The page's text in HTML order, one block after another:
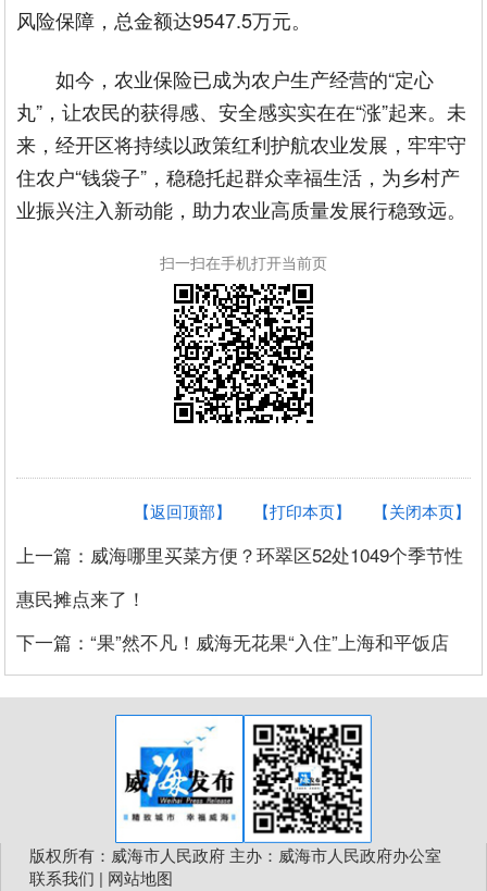
风险保障，总金额达9547.5万元。
如今，农业保险已成为农户生产经营的“定心
丸”，让农民的获得感、安全感实实在在“涨”起来。未
来，经开区将持续以政策红利护航农业发展，牢牢守
住农户“钱袋子”，稳稳托起群众幸福生活，为乡村产
业振兴注入新动能，助力农业高质量发展行稳致远。
扫一扫在手机打开当前页
【关闭本页】
【打印本页】
【返回顶部】
上一篇：威海哪里买菜方便？环翠区52处1049个季节性
惠民摊点来了！
下一篇：“果”然不凡！威海无花果“入住”上海和平饭店
版权所有：威海市人民政府 主办：威海市人民政府办公室
联系我们 | 网站地图